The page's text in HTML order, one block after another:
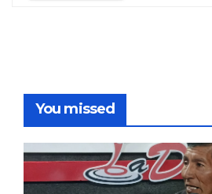
You missed